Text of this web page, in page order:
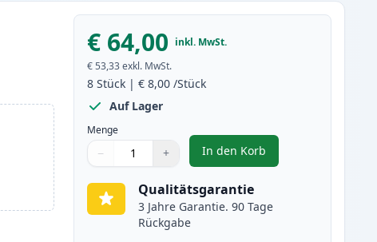
€ 64,00 inkl. MwSt.
€ 53,33 exkl. MwSt.
8 Stück |€ 8,00 /Stück
Auf Lager
Menge
Menge
Verwenden Sie die Tasten, um anzupassen
− +
Menge 1
In den Korb
, 8 stück Brother LC223
Qualitätsgarantie
3 Jahre Garantie. 90 Tage
Rückgabe